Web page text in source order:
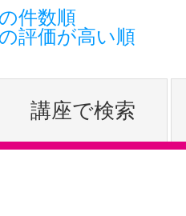
やりたいこ
特集をみる
件数順
評価が高い順
講座で検索